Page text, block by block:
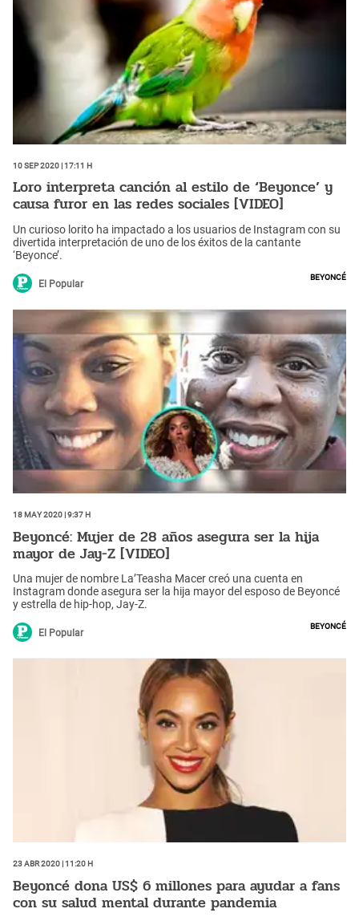
10 Sep 2020 | 17:11 h
Loro interpreta canción al estilo de ‘Beyonce’ y
causa furor en las redes sociales [VIDEO]
Un curioso lorito ha impactado a los usuarios de Instagram con su
divertida interpretación de uno de los éxitos de la cantante
‘Beyonce’.
El Popular
Beyoncé
18 May 2020 | 9:37 h
Beyoncé: Mujer de 28 años asegura ser la hija
mayor de Jay-Z [VIDEO]
Una mujer de nombre La’Teasha Macer creó una cuenta en
Instagram donde asegura ser la hija mayor del esposo de Beyoncé
y estrella de hip-hop, Jay-Z.
El Popular
Beyoncé
23 Abr 2020 | 11:20 h
Beyoncé dona US$ 6 millones para ayudar a fans
con su salud mental durante pandemia